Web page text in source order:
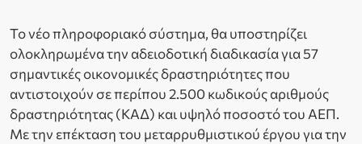
Το νέο πληροφοριακό σύστημα, θα υποστηρίζει
ολοκληρωμένα την αδειοδοτική διαδικασία για 57
σημαντικές οικονομικές δραστηριότητες που
αντιστοιχούν σε περίπου 2.500 κωδικούς αριθμούς
δραστηριότητας (ΚΑΔ) και υψηλό ποσοστό του ΑΕΠ.
Με την επέκταση του μεταρρυθμιστικού έργου για την